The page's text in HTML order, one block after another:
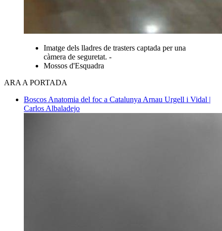
Imatge dels lladres de trasters captada per una
càmera de seguretat. -
Mossos d'Esquadra
ARA A PORTADA
Boscos Anatomia del foc a Catalunya Arnau Urgell i Vidal |
Carlos Albaladejo